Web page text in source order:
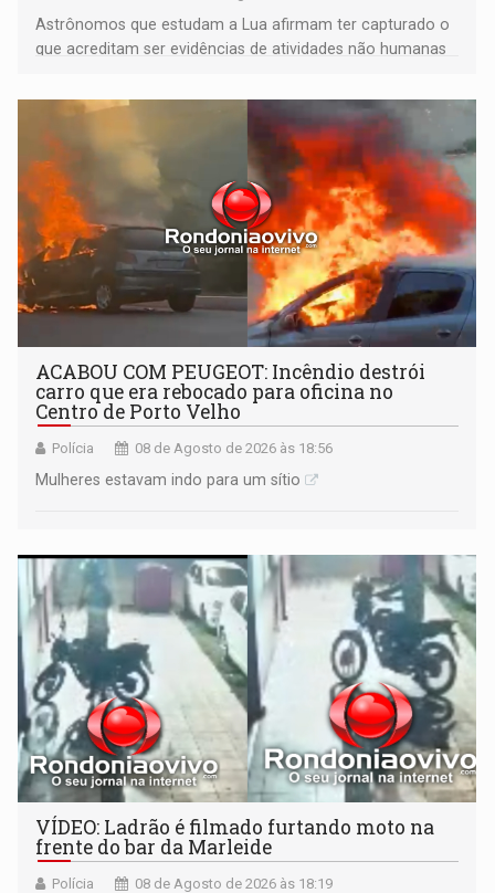
Astrônomos que estudam a Lua afirmam ter capturado o
que acreditam ser evidências de atividades não humanas
órbita
ACABOU COM PEUGEOT: Incêndio destrói
carro que era rebocado para oficina no
Centro de Porto Velho
Polícia 08 de Agosto de 2026 às 18:56
Mulheres estavam indo para um sítio
VÍDEO: Ladrão é filmado furtando moto na
frente do bar da Marleide
Polícia 08 de Agosto de 2026 às 18:19